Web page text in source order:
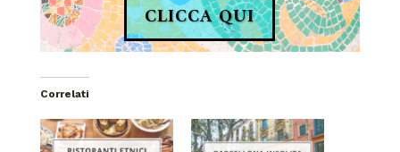
CLICCA QUI
Correlati